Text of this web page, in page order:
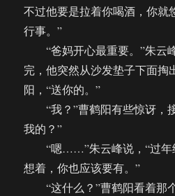
不过他要是拉着你喝酒，你就
行事。”
“爸妈开心最重要。”朱云
完，他突然从沙发垫子下面掏
阳，“送你的。”
“我？”曹鹤阳有些惊讶，
我的？”
“嗯……”朱云峰说，“过年
想着，你也应该要有。”
“这什么？”曹鹤阳看着那